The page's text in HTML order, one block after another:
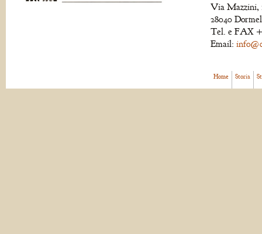
Via Mazzini,
28040
Tel. e FAX
Email:
Home Storia